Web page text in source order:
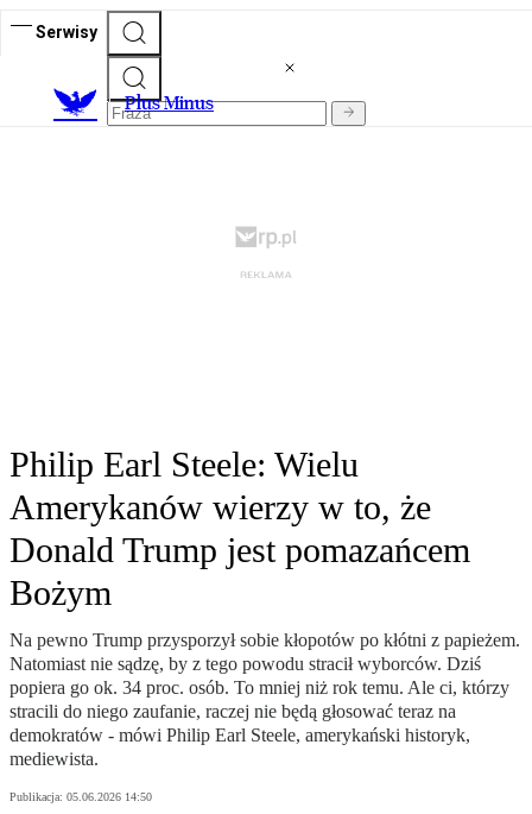
Serwisy
Plus Minus
Philip Earl Steele: Wielu
Amerykanów wierzy w to, że
Donald Trump jest pomazańcem
Bożym
Na pewno Trump przysporzył sobie kłopotów po kłótni z papieżem.
Natomiast nie sądzę, by z tego powodu stracił wyborców. Dziś
popiera go ok. 34 proc. osób. To mniej niż rok temu. Ale ci, którzy
stracili do niego zaufanie, raczej nie będą głosować teraz na
demokratów - mówi Philip Earl Steele, amerykański historyk,
mediewista.
Publikacja: 05.06.2026 14:50